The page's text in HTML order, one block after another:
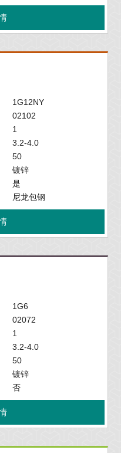
1G12NY
02102
1
3.2-4.0
50
镀锌
是
尼龙包钢
1G6
02072
1
3.2-4.0
50
镀锌
否